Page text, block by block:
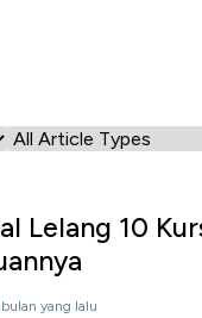
Lelang 10
yang lalu